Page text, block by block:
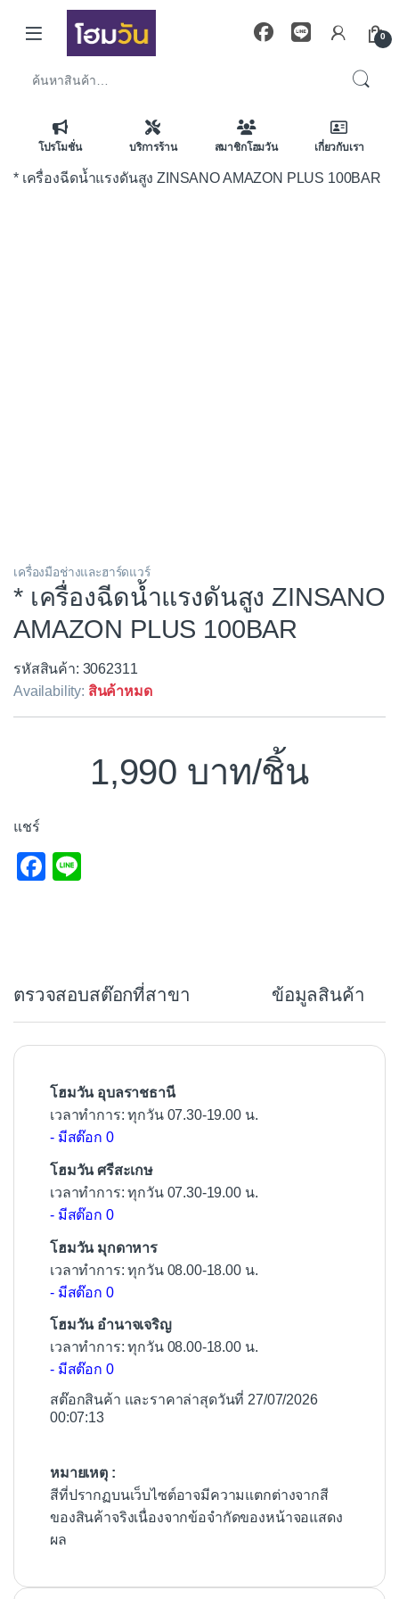
Skip to navigation
Skip to content
0
โปรโมชั่น บริการร้าน สมาชิกโฮมวัน เกี่ยวกับเรา
* เครื่องฉีดน้ำแรงดันสูง ZINSANO AMAZON PLUS 100BAR
เครื่องมือช่างและฮาร์ดแวร์
* เครื่องฉีดน้ำแรงดันสูง ZINSANO
AMAZON PLUS 100BAR
รหัสสินค้า: 3062311
Availability: สินค้าหมด
1,990 /ชิ้น
แชร์
F
o
o
ตรวจสอบสต๊อกที่สาขา ข้อมูลสินค้า
โฮมวัน อุบลราชธานี
เวลาทำการ: ทุกวัน 07.30-19.00 น.
- มีสต๊อก 0
โฮมวัน ศรีสะเกษ
เวลาทำการ: ทุกวัน 07.30-19.00 น.
- มีสต๊อก 0
โฮมวัน มุกดาหาร
เวลาทำการ: ทุกวัน 08.00-18.00 น.
- มีสต๊อก 0
โฮมวัน อำนาจเจริญ
เวลาทำการ: ทุกวัน 08.00-18.00 น.
- มีสต๊อก 0
สต๊อกสินค้า และราคาล่าสุดวันที่ 27/07/2026
00:07:13
หมายเหตุ :
สีที่ปรากฏบนเว็บไซต์อาจมีความแตกต่างจากสี
ของสินค้าจริงเนื่องจากข้อจำกัดของหน้าจอแสดง
ผล